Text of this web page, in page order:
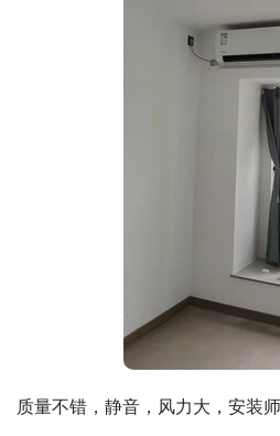
质量不错，静音，风力大，安装